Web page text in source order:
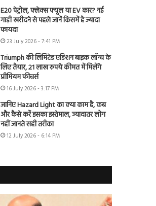
E20 पेट्रोल, फ्लेक्स फ्यूल या EV कार? नई
गाड़ी खरीदने से पहले जानें किसमें है ज्यादा
फायदा
23 July 2026 - 7:41 PM
Triumph की लिमिटेड एडिशन बाइक लॉन्च के
लिए तैयार, 21 लाख रुपये कीमत में मिलेंगे
प्रीमियम फीचर्स
16 July 2026 - 3:17 PM
जानिए Hazard Light का क्या काम है, कब
और कैसे करें इसका इस्तेमाल, ज्यादातर लोग
नहीं जानते सही तरीका
12 July 2026 - 6:14 PM